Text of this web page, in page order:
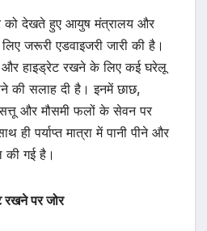
को देखते हुए आयुष मंत्रालय और
जरूरी एडवाइजरी जारी की है।
और हाइड्रेट रखने के लिए कई घरेलू
की सलाह दी है। इनमें छाछ,
सत्तू और मौसमी फलों के सेवन पर
ही पर्याप्त मात्रा में पानी पीने और
गई है।
रखने पर जोर